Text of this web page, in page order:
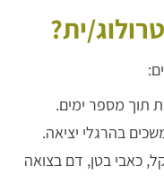
ית?
תוך מספר ימים.
בהרגלי יציאה.
כאבי בטן, דם בצואה